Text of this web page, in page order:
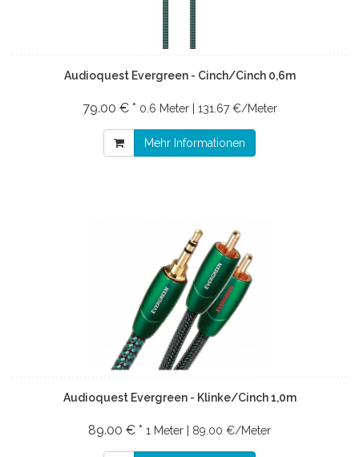
Audioquest Evergreen - Cinch/Cinch 0,6m
79.00 € * 0.6 Meter | 131.67 €/Meter
Mehr Informationen
Audioquest Evergreen - Klinke/Cinch 1,0m
89.00 € * 1 Meter | 89.00 €/Meter